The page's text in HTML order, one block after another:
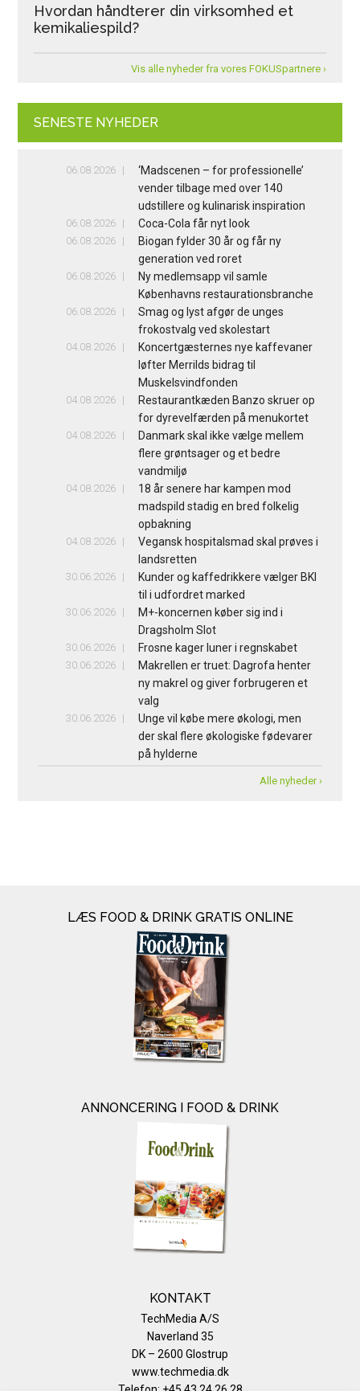
Hvordan håndterer din virksomhed et
kemikaliespild?
Vis alle nyheder fra vores FOKUSpartnere ›
SENESTE NYHEDER
06.08.2026
‘Madscenen – for professionelle’
vender tilbage med over 140
udstillere og kulinarisk inspiration
06.08.2026 Coca-Cola får nyt look
06.08.2026
Biogan fylder 30 år og får ny
generation ved roret
06.08.2026
Ny medlemsapp vil samle
Københavns restaurationsbranche
06.08.2026
Smag og lyst afgør de unges
frokostvalg ved skolestart
04.08.2026
Koncertgæsternes nye kaffevaner
løfter Merrilds bidrag til
Muskelsvindfonden
04.08.2026
Restaurantkæden Banzo skruer op
for dyrevelfærden på menukortet
04.08.2026
Danmark skal ikke vælge mellem
flere grøntsager og et bedre
vandmiljø
04.08.2026
18 år senere har kampen mod
madspild stadig en bred folkelig
opbakning
04.08.2026
Vegansk hospitalsmad skal prøves i
landsretten
30.06.2026
Kunder og kaffedrikkere vælger BKI
til i udfordret marked
30.06.2026
M+-koncernen køber sig ind i
Dragsholm Slot
30.06.2026 Frosne kager luner i regnskabet
30.06.2026
Makrellen er truet: Dagrofa henter
ny makrel og giver forbrugeren et
valg
30.06.2026
Unge vil købe mere økologi, men
der skal flere økologiske fødevarer
på hylderne
Alle nyheder ›
LÆS FOOD & DRINK GRATIS ONLINE
ANNONCERING I FOOD & DRINK
KONTAKT
TechMedia A/S
Naverland 35
DK – 2600 Glostrup
www.techmedia.dk